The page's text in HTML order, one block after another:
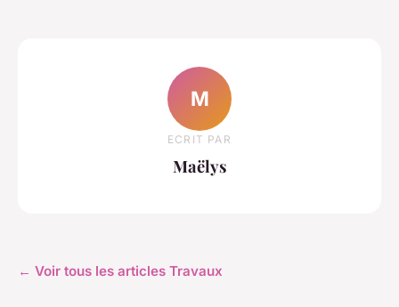
M
ECRIT PAR
Maëlys
← Voir tous les articles Travaux